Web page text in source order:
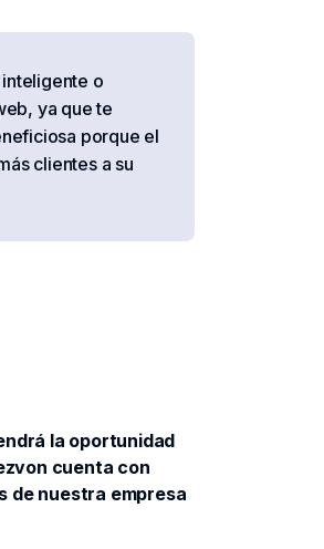
o
ya que te
porque el
clientes a su
la oportunidad
cuenta con
de nuestra empresa